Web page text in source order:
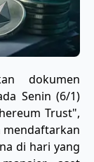
dokumen
Senin (6/1)
Trust",
mendaftarkan
di hari yang